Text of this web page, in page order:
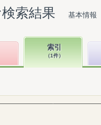
索結果 基本情報
索引
（1件）